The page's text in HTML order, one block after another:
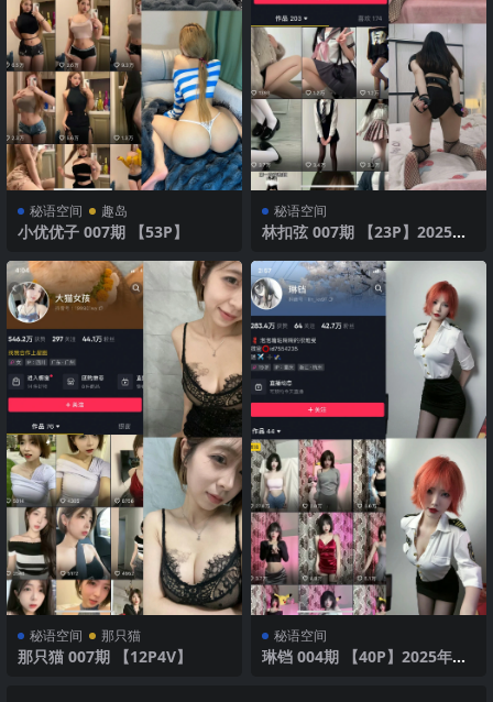
秘语空间 趣岛
小优优子 007期 【53P】
秘语空间
林扣弦 007期 【23P】2025年
秘语空间 那只猫
那只猫 007期 【12P4V】
秘语空间
琳铛 004期 【40P】2025年最